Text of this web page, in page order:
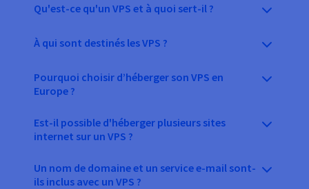
Qu'est-ce qu'un VPS et à quoi sert-il ?
À qui sont destinés les VPS ?
Pourquoi choisir d’héberger son VPS en
Europe ?
Est-il possible d'héberger plusieurs sites
internet sur un VPS ?
Un nom de domaine et un service e-mail sont-
ils inclus avec un VPS ?